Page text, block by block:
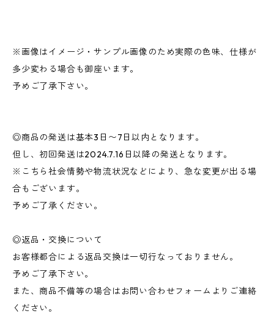
※画像はイメージ・サンプル画像のため実際の色味、仕様が
多少変わる場合も御座います。
予めご了承下さい。
◎商品の発送は基本3日〜7日以内となります。
但し、初回発送は2024.7.16日以降の発送となります。
※こちら社会情勢や物流状況などにより、急な変更が出る場
合もございます。
予めご了承ください。
◎返品・交換について
お客様都合による返品交換は一切行なっておりません。
予めご了承下さい。
また、商品不備等の場合はお問い合わせフォームよりご連絡
ください。